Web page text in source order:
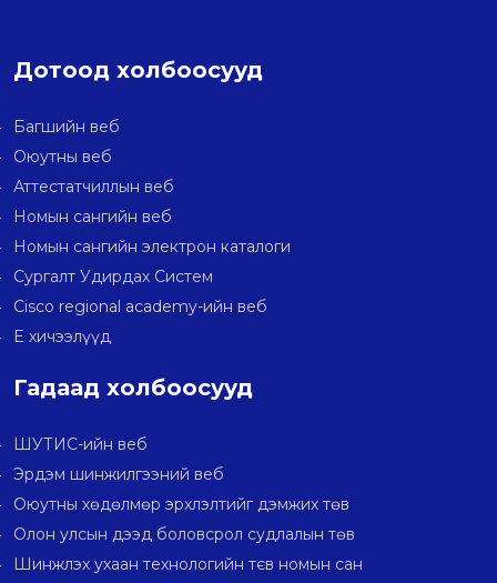
Дотоод холбоосууд
Багшийн веб
Оюутны веб
Аттестатчиллын веб
Номын сангийн веб
Номын сангийн электрон каталоги
Сургалт Удирдах Систем
Cisco regional academy-ийн веб
E хичээлүүд
Гадаад холбоосууд
ШУТИС-ийн веб
Эрдэм шинжилгээний веб
Оюутны хөдөлмөр эрхлэлтийг дэмжих төв
Олон улсын дээд боловсрол судлалын төв
Шинжлэх ухаан технологийн тєв номын сан